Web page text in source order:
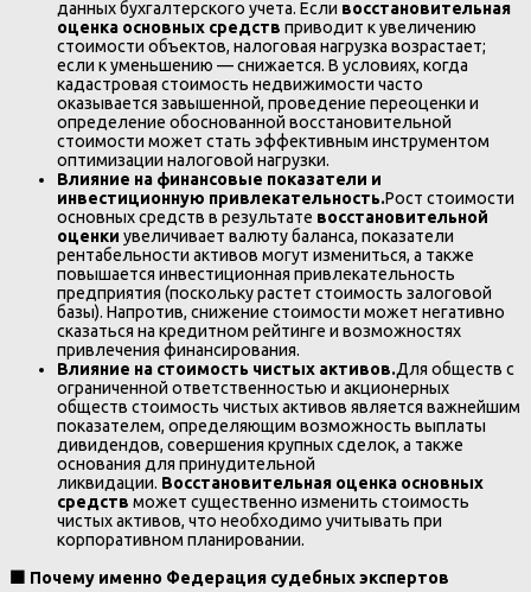
данных бухгалтерского учета. Если восстановительная
оценка основных средств приводит к увеличению
стоимости объектов, налоговая нагрузка возрастает;
если к уменьшению — снижается. В условиях, когда
кадастровая стоимость недвижимости часто
оказывается завышенной, проведение переоценки и
определение обоснованной восстановительной
стоимости может стать эффективным инструментом
оптимизации налоговой нагрузки.
Влияние на финансовые показатели и
инвестиционную привлекательность.Рост стоимости
основных средств в результате восстановительной
оценки увеличивает валюту баланса, показатели
рентабельности активов могут измениться, а также
повышается инвестиционная привлекательность
предприятия (поскольку растет стоимость залоговой
базы). Напротив, снижение стоимости может негативно
сказаться на кредитном рейтинге и возможностях
привлечения финансирования.
Влияние на стоимость чистых активов.Для обществ с
ограниченной ответственностью и акционерных
обществ стоимость чистых активов является важнейшим
показателем, определяющим возможность выплаты
дивидендов, совершения крупных сделок, а также
основания для принудительной
ликвидации. Восстановительная оценка основных
средств может существенно изменить стоимость
чистых активов, что необходимо учитывать при
корпоративном планировании.
Почему именно Федерация судебных экспертов